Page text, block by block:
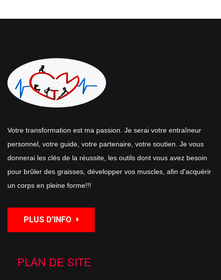
Votre transformation est ma passion. Je serai votre entraîneur
personnel, votre guide, votre partenaire, votre soutien. Je vous
donnerai les clés de la réussite, les outils dont vous avez besoin
pour brûler des graisses, développer vos muscles, afin d'acquérir
un corps en pleine forme!!!
PLUS D'INFO
PLAN DE SITE